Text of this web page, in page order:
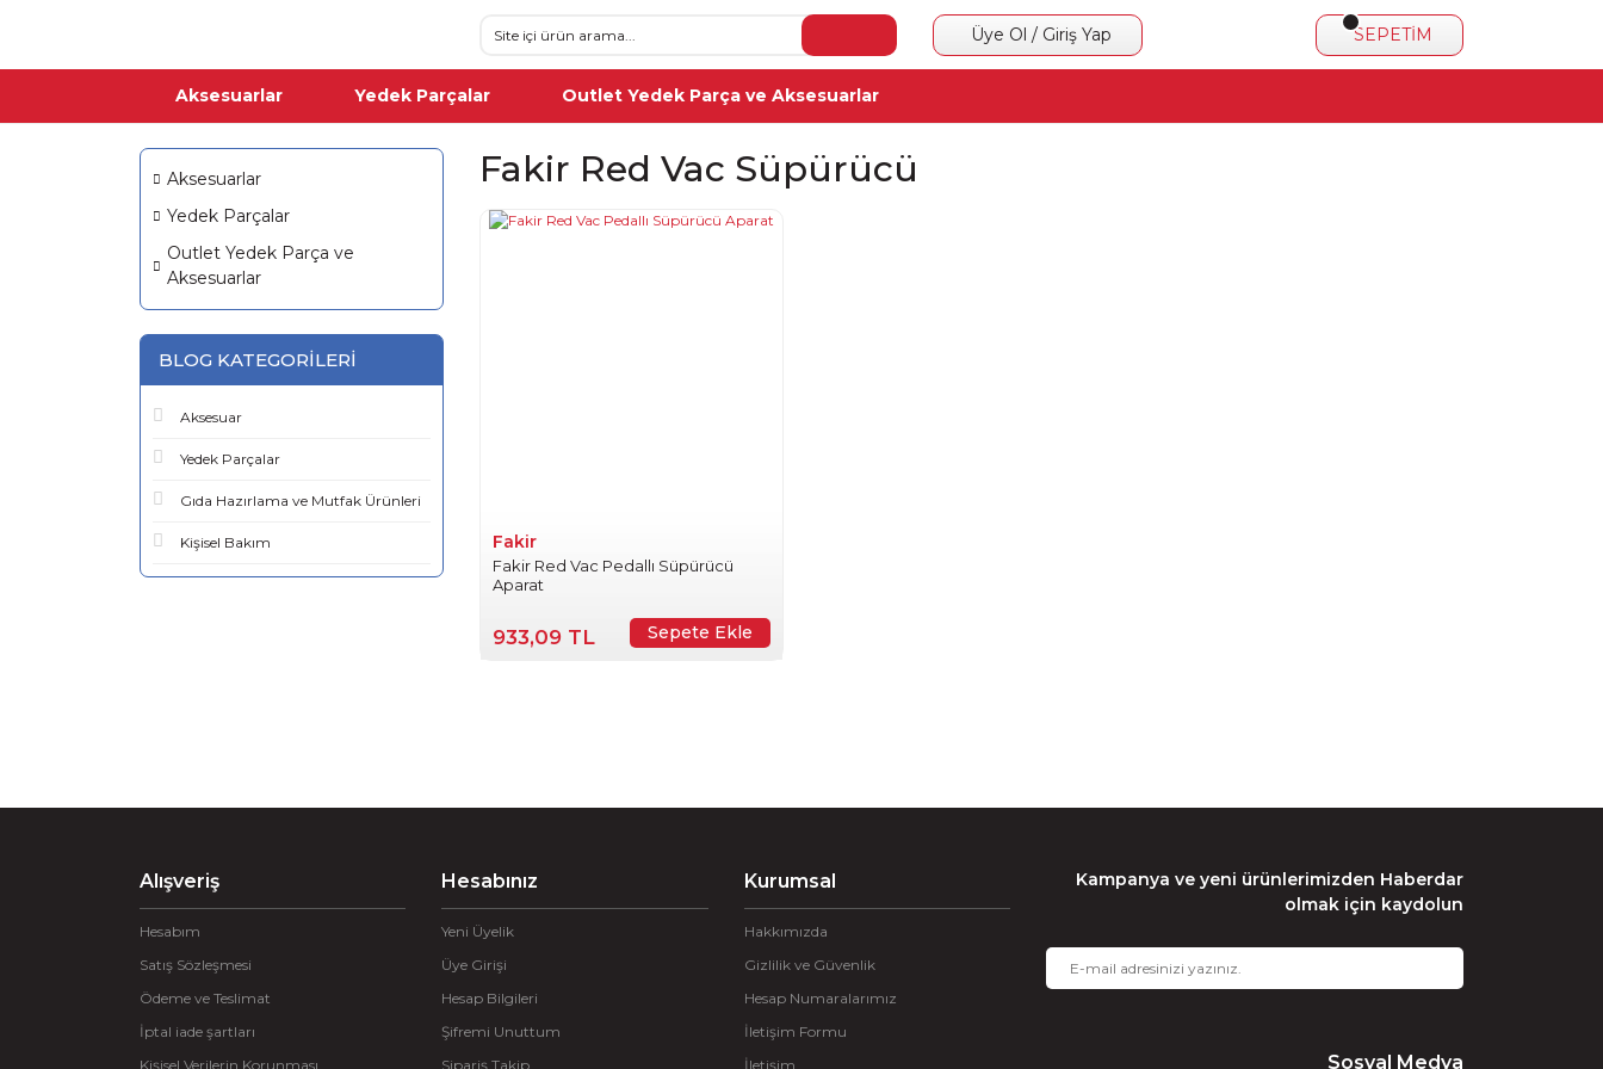
Üye Ol / Giriş Yap SEPETİM
Aksesuarlar Yedek Parçalar Outlet Yedek Parça ve Aksesuarlar
Aksesuarlar
Yedek Parçalar
Outlet Yedek Parça ve
Aksesuarlar
BLOG KATEGORILERI
Aksesuar
Yedek Parçalar
Gıda Hazırlama ve Mutfak Ürünleri
Kişisel Bakım
Fakir Red Vac Süpürücü
Fakir
Fakir Red Vac Pedallı Süpürücü
Aparat
933,09 TL Sepete Ekle
Alışveriş
Hesabım
Satış Sözleşmesi
Ödeme ve Teslimat
İptal iade şartları
Kişisel Verilerin Korunması
Hesabınız
Yeni Üyelik
Üye Girişi
Hesap Bilgileri
Şifremi Unuttum
Sipariş Takip
Kurumsal
Hakkımızda
Gizlilik ve Güvenlik
Hesap Numaralarımız
İletişim Formu
İletişim
Kampanya ve yeni ürünlerimizden Haberdar
olmak için kaydolun
Sosyal Medya